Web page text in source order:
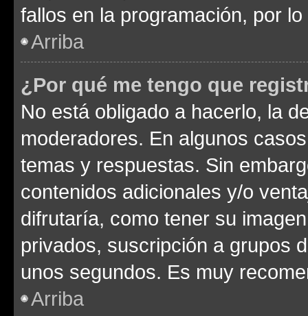
fallos en la programación, por
Arriba
¿Por qué me tengo que
No está obligado a hacerlo, la
moderadores. En algunos
temas y respuestas. Sin
contenidos adicionales y/o
difrutaría, como tener su
privados, suscripción a grupos
unos segundos. Es muy
Arriba